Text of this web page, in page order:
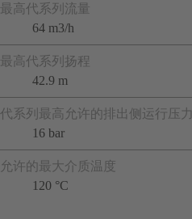
最高代系列流量
64 m3/h
最高代系列扬程
42.9 m
代系列最高允许的排出侧运行压力
16 bar
允许的最大介质温度
120 °C